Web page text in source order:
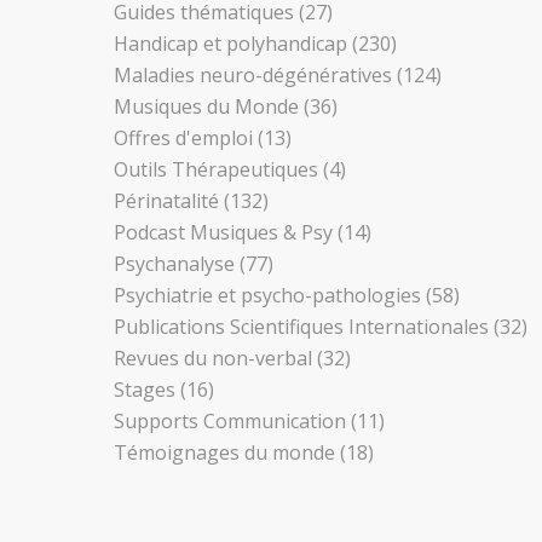
Guides thématiques (27)
Handicap et polyhandicap (230)
Maladies neuro-dégénératives (124)
Musiques du Monde (36)
Offres d'emploi (13)
Outils Thérapeutiques (4)
Périnatalité (132)
Podcast Musiques & Psy(14)
Psychanalyse (77)
Psychiatrie et psycho-pathologies (58)
Publications Scientifiques Internationales (32)
Revues du non-verbal (32)
Stages (16)
Supports Communication (11)
Témoignages du monde (18)